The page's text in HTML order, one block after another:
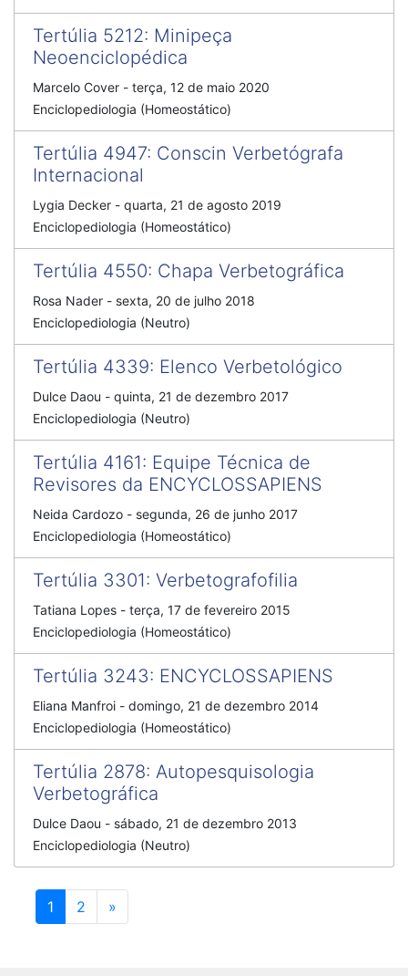
Tertúlia 5212: Minipeça
Neoenciclopédica
Marcelo Cover - terça, 12 de maio 2020
Enciclopediologia (Homeostático)
Tertúlia 4947: Conscin Verbetógrafa
Internacional
Lygia Decker - quarta, 21 de agosto 2019
Enciclopediologia (Homeostático)
Tertúlia 4550: Chapa Verbetográfica
Rosa Nader - sexta, 20 de julho 2018
Enciclopediologia (Neutro)
Tertúlia 4339: Elenco Verbetológico
Dulce Daou - quinta, 21 de dezembro 2017
Enciclopediologia (Neutro)
Tertúlia 4161: Equipe Técnica de
Revisores da ENCYCLOSSAPIENS
Neida Cardozo - segunda, 26 de junho 2017
Enciclopediologia (Homeostático)
Tertúlia 3301: Verbetografofilia
Tatiana Lopes - terça, 17 de fevereiro 2015
Enciclopediologia (Homeostático)
Tertúlia 3243: ENCYCLOSSAPIENS
Eliana Manfroi - domingo, 21 de dezembro 2014
Enciclopediologia (Homeostático)
Tertúlia 2878: Autopesquisologia
Verbetográfica
Dulce Daou - sábado, 21 de dezembro 2013
Enciclopediologia (Neutro)
1 2 »